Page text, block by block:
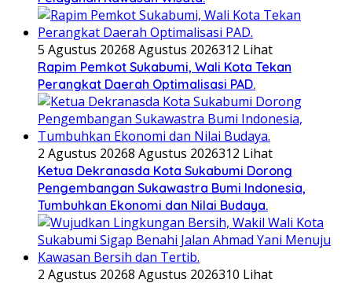
5 Agustus 20268 Agustus 2026312 Lihat
Rapim Pemkot Sukabumi, Wali Kota Tekan
Perangkat Daerah Optimalisasi PAD.
2 Agustus 20268 Agustus 2026312 Lihat
Ketua Dekranasda Kota Sukabumi Dorong
Pengembangan Sukawastra Bumi Indonesia,
Tumbuhkan Ekonomi dan Nilai Budaya.
2 Agustus 20268 Agustus 2026310 Lihat